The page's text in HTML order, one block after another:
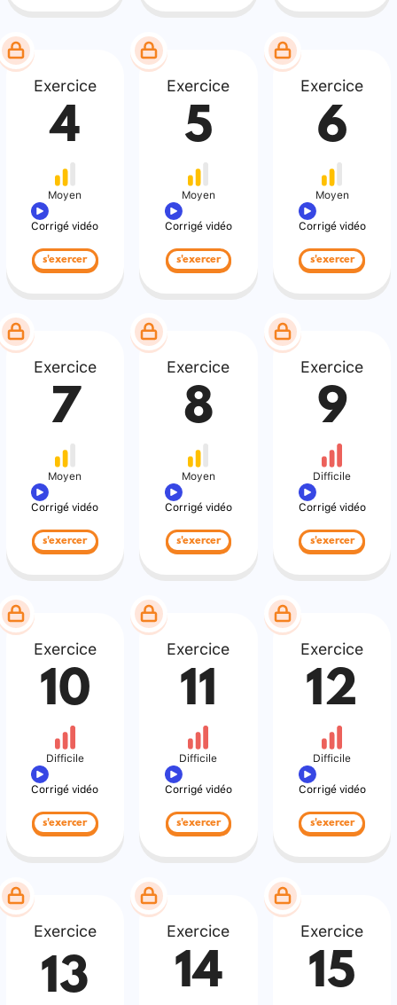
Exercice
4
Moyen
Corrigé vidéo
s'exercer
Exercice
5
Moyen
Corrigé vidéo
s'exercer
Exercice
6
Moyen
Corrigé vidéo
s'exercer
Exercice
7
Moyen
Corrigé vidéo
s'exercer
Exercice
8
Moyen
Corrigé vidéo
s'exercer
Exercice
9
Difficile
Corrigé vidéo
s'exercer
Exercice
10
Difficile
Corrigé vidéo
s'exercer
Exercice
11
Difficile
Corrigé vidéo
s'exercer
Exercice
12
Difficile
Corrigé vidéo
s'exercer
Exercice
13
Exercice
14
Exercice
15